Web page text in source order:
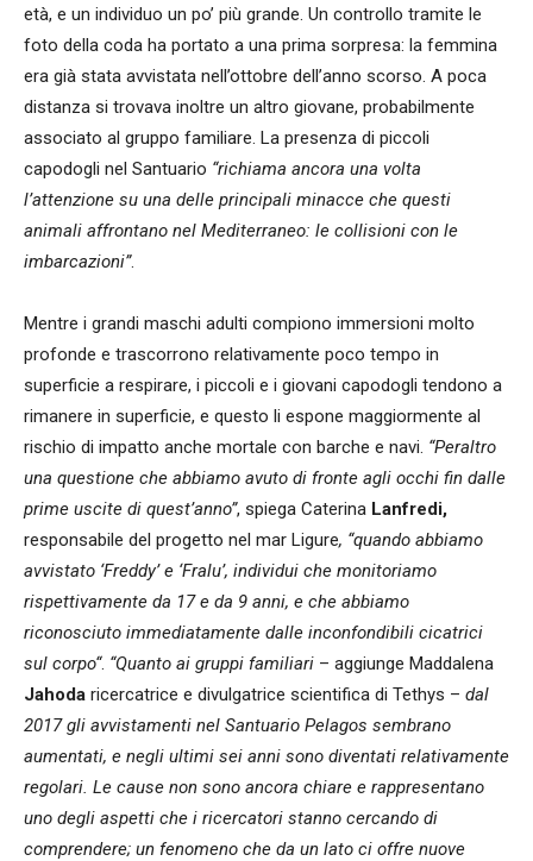
età, e un individuo un po’ più grande. Un controllo tramite le
foto della coda ha portato a una prima sorpresa: la femmina
era già stata avvistata nell’ottobre dell’anno scorso. A poca
distanza si trovava inoltre un altro giovane, probabilmente
associato al gruppo familiare. La presenza di piccoli
capodogli nel Santuario “richiama ancora una volta
l’attenzione su una delle principali minacce che questi
animali affrontano nel Mediterraneo: le collisioni con le
imbarcazioni”.
Mentre i grandi maschi adulti compiono immersioni molto
profonde e trascorrono relativamente poco tempo in
superficie a respirare, i piccoli e i giovani capodogli tendono a
rimanere in superficie, e questo li espone maggiormente al
rischio di impatto anche mortale con barche e navi. “Peraltro
una questione che abbiamo avuto di fronte agli occhi fin dalle
prime uscite di quest’anno”, spiega Caterina Lanfredi,
responsabile del progetto nel mar Ligure, “quando abbiamo
avvistato ‘Freddy’ e ‘Fralu’, individui che monitoriamo
rispettivamente da 17 e da 9 anni, e che abbiamo
riconosciuto immediatamente dalle inconfondibili cicatrici
sul corpo“. “Quanto ai gruppi familiari – aggiunge Maddalena
Jahoda ricercatrice e divulgatrice scientifica di Tethys – dal
2017 gli avvistamenti nel Santuario Pelagos sembrano
aumentati, e negli ultimi sei anni sono diventati relativamente
regolari. Le cause non sono ancora chiare e rappresentano
uno degli aspetti che i ricercatori stanno cercando di
comprendere; un fenomeno che da un lato ci offre nuove